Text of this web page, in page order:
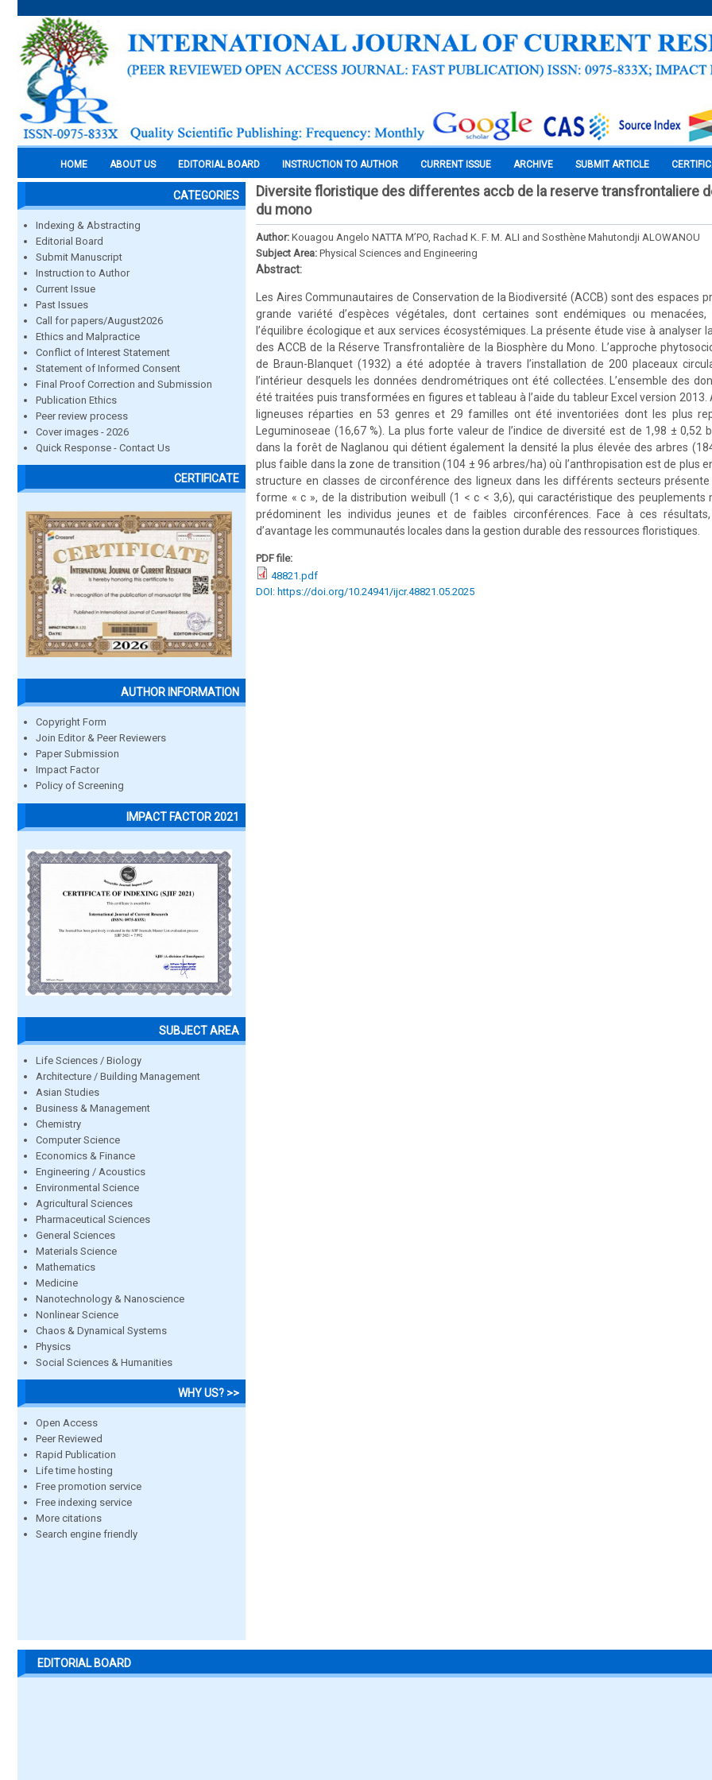
HOME ABOUT US EDITORIAL BOARD INSTRUCTION TO AUTHOR CURRENT ISSUE ARCHIVE SUBMIT ARTICLE
CATEGORIES
Indexing & Abstracting
Editorial Board
Submit Manuscript
Instruction to Author
Current Issue
Past Issues
Call for papers/August2026
Ethics and Malpractice
Conflict of Interest Statement
Statement of Informed Consent
Final Proof Correction and Submission
Publication Ethics
Peer review process
Cover images - 2026
Quick Response - Contact Us
CERTIFICATE
AUTHOR INFORMATION
Copyright Form
Join Editor & Peer Reviewers
Paper Submission
Impact Factor
Policy of Screening
IMPACT FACTOR 2021
SUBJECT AREA
Life Sciences / Biology
Architecture / Building Management
Asian Studies
Business & Management
Chemistry
Computer Science
Economics & Finance
Engineering / Acoustics
Environmental Science
Agricultural Sciences
Pharmaceutical Sciences
General Sciences
Materials Science
Mathematics
Medicine
Nanotechnology & Nanoscience
Nonlinear Science
Chaos & Dynamical Systems
Physics
Social Sciences & Humanities
WHY US? >>
Open Access
Peer Reviewed
Rapid Publication
Life time hosting
Free promotion service
Free indexing service
More citations
Search engine friendly
Diversite floristique des differentes accb de la reserve transfrontaliere
du mono
Author: Kouagou Angelo NATTA M’PO, Rachad K. F. M. ALI and Sosthène Mahutondji ALOWANOU
Subject Area: Physical Sciences and Engineering
Abstract:
Les Aires Communautaires de Conservation de la Biodiversité (ACCB) sont des espaces
grande variété d’espèces végétales, dont certaines sont endémiques ou
l’équilibre écologique et aux services écosystémiques. La présente étude vise à analyser
des ACCB de la Réserve Transfrontalière de la Biosphère du Mono. L’approche
de Braun-Blanquet (1932) a été adoptée à travers l’installation de 200 placeaux
l’intérieur desquels les données dendrométriques ont été collectées. L’ensemble des
été traitées puis transformées en figures et tableau à l’aide du tableur Excel version 2013.
ligneuses réparties en 53 genres et 29 familles ont été inventoriées dont les plus
Leguminoseae (16,67 %). La plus forte valeur de l’indice de diversité est de 1,98 ± 0,52
dans la forêt de Naglanou qui détient également la densité la plus élevée des arbres
plus faible dans la zone de transition (104 ± 96 arbres/ha) où l’anthropisation est de plus
structure en classes de circonférence des ligneux dans les différents secteurs
forme « c », de la distribution weibull (1 < c < 3,6), qui caractéristique des peuplements
prédominent les individus jeunes et de faibles circonférences. Face à ces
d’avantage les communautés locales dans la gestion durable des ressources floristiques.
PDF file:
48821.pdf
DOI: https://doi.org/10.24941/ijcr.48821.05.2025
EDITORIAL BOARD